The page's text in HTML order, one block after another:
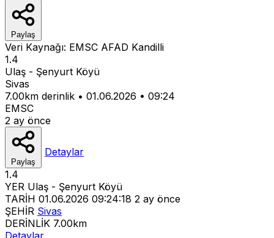
Paylaş
Veri Kaynağı: EMSC AFAD Kandilli
1.4
Ulaş - Şenyurt Köyü
Sivas
7.00km derinlik • 01.06.2026 • 09:24
EMSC
2 ay önce
Paylaş
Detaylar
1.4
YER Ulaş - Şenyurt Köyü
TARİH 01.06.2026 09:24:18 2 ay önce
ŞEHİR Sivas
DERİNLİK 7.00km
Detaylar